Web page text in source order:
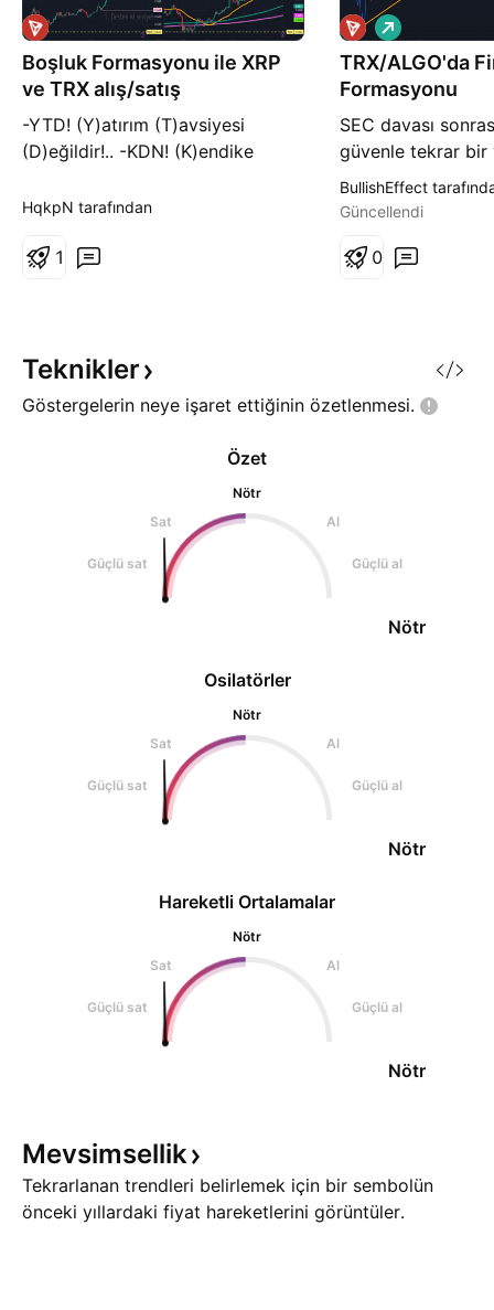
Boşluk Formasyonu ile XRP
ve TRX alış/satış
-YTD! (Y)atırım (T)avsiyesi
(D)eğildir!.. -KDN! (K)endike
(S)ermayeni (B)elirle ve
(C)etvelini (B)elirle!.. Uyarıları
formasyonumuzu XRP ve TRX ile
HqkpN tarafından
1
TRX/ALGO'da Fincan Kulp
Formasyonu
SEC davası
güvenle tekrar bir
geçen $TRX,
yükselişe
seviyesine
ediyorum kafalar
A
l
ı
BullishEffect
Güncellendi
0
Teknikler
Göstergelerin neye işaret ettiğinin özetlenmesi.
Osilatörler
Nötr
Sat
Al
Güçlü sat Güçlü al
Nötr
Özet
Nötr
Sat
Al
Güçlü sat Güçlü al
Nötr
Hareketli Ortalamalar
Nötr
Sat
Al
Güçlü sat Güçlü al
Nötr
Mevsimsellik
Tekrarlanan trendleri belirlemek için bir sembolün
önceki yıllardaki fiyat hareketlerini görüntüler.